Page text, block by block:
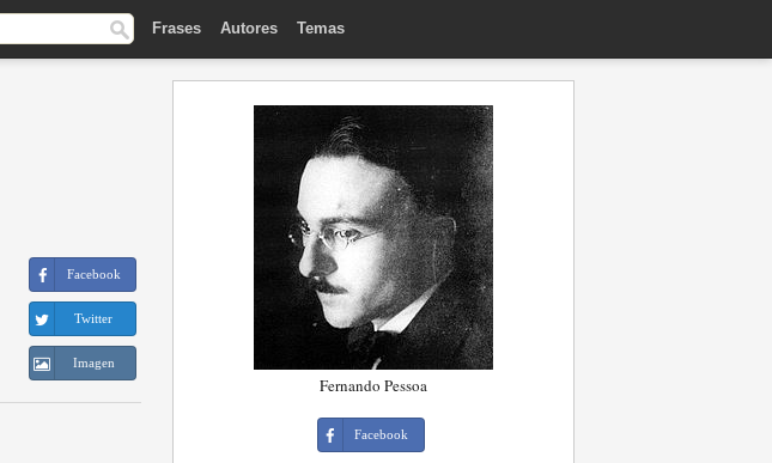
Frases Autores Temas
Facebook
Twitter
Imagen
Fernando Pessoa
Facebook